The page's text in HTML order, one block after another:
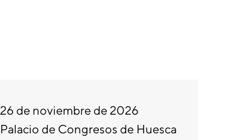
26 de noviembre de 2026
Palacio de Congresos de Huesca